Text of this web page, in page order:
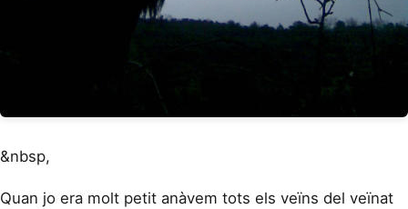
&nbsp,
Quan jo era molt petit anàvem tots els veïns del veïnat